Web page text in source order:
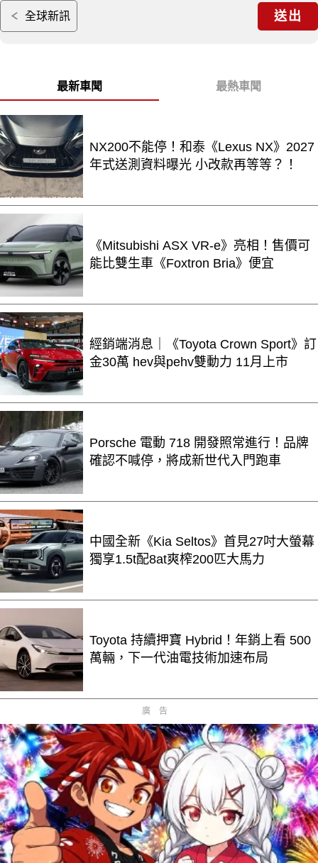
全球新訊 送出
最新車聞 最熱車聞
NX200不能停！和泰《Lexus NX》2027
年式送測資料曝光 小改款再等等？！
《Mitsubishi ASX VR-e》亮相！售價可
能比雙生車《Foxtron Bria》便宜
經銷端消息｜《Toyota Crown Sport》訂
金30萬 hev與pehv雙動力 11月上市
Porsche 電動 718 開發照常進行！品牌
確認不喊停，將成新世代入門跑車
中國全新《Kia Seltos》首見27吋大螢幕
獨享1.5t配8at爽榨200匹大馬力
Toyota 持續押寶 Hybrid！年銷上看 500
萬輛，下一代油電技術加速布局
廣告